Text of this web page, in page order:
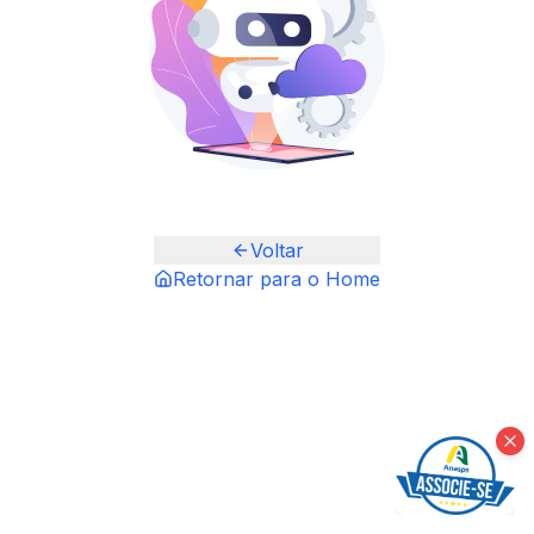
Voltar
Retornar para o Home